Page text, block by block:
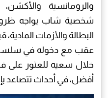
والرومانسية
شخصية شاب يواجه
البطالة والأزمات
عقب مع دخوله في
خلال سعيه للعثور على
أفضل، في أحداث تتصاعد